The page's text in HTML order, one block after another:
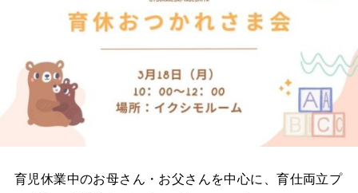
育児休業中のお母さん・お父さんを中心に、育仕両立プ